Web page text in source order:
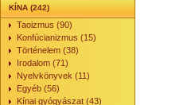
KÍNA (242)
Taoizmus (90)
Konfúcianizmus (15)
Történelem (38)
Irodalom (71)
Nyelvkönyvek (11)
Egyéb (56)
Kínai gyógyászat (43)